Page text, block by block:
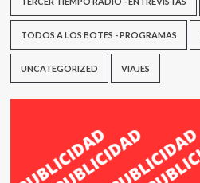
TODOS A LOS BOTES - PROGRAMAS
UNCATEGORIZED VIAJES